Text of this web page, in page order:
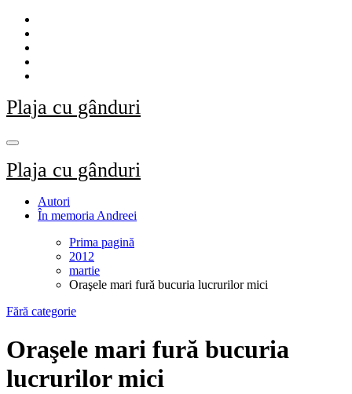
conținut
Plaja cu gânduri
Plaja cu gânduri
Autori
În memoria Andreei
Prima pagină
2012
martie
Oraşele mari fură bucuria lucrurilor mici
Fără categorie
Oraşele mari fură bucuria
lucrurilor mici